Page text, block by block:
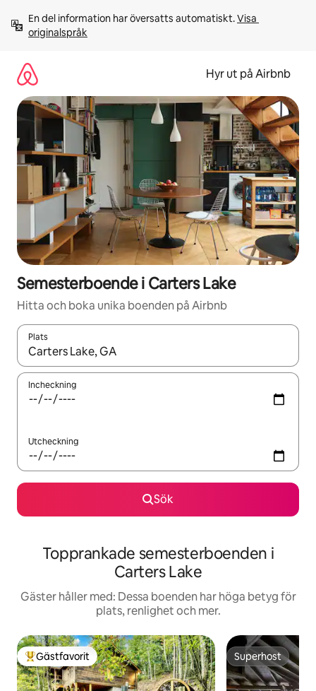
innehåll
En del information har översatts automatiskt. Visa
originalspråk
Hyr ut på Airbnb
Semesterboende i Carters Lake
Hitta och boka unika boenden på Airbnb
Plats
När resultaten är tillgängliga kan du navigera med upp- och
Incheckning
Utcheckning
Sök
Topprankade semesterboenden i
Carters Lake
Gäster håller med: Dessa boenden har höga betyg för
plats, renlighet och mer.
Populär gästfavorit
Gästfavorit Superhost
Superhost